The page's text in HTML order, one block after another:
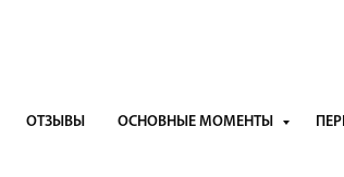
ОТЗЫВЫ ОСНОВНЫЕ МОМЕНТЫ